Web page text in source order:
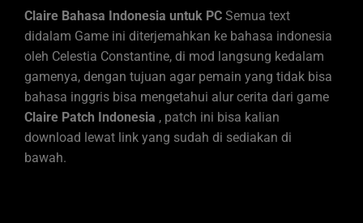
Claire Bahasa Indonesia untuk PC Semua text
didalam Game ini diterjemahkan ke bahasa indonesia
oleh Celestia Constantine, di mod langsung kedalam
gamenya, dengan tujuan agar pemain yang tidak bisa
bahasa inggris bisa mengetahui alur cerita dari game
Claire Patch Indonesia , patch ini bisa kalian
download lewat link yang sudah di sediakan di
bawah.